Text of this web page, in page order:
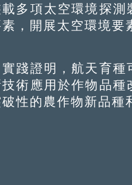
多項太空環境探
，開展太空環境要
證明，航天育種可
技術應用於作物品
性的農作物新品種